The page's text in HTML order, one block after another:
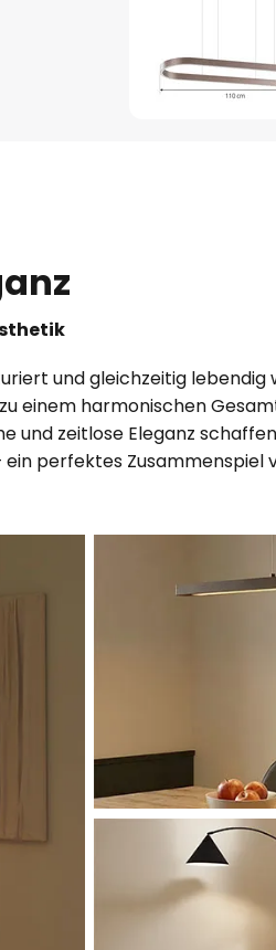
und gleichzeitig lebendig
einem harmonischen
und zeitlose Eleganz
perfektes Zusammenspiel